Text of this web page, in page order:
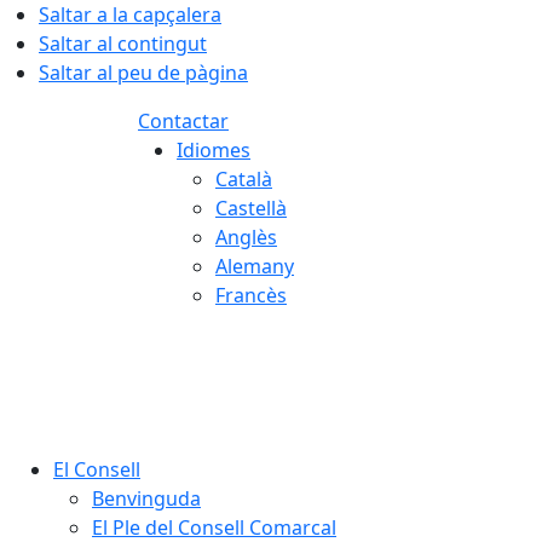
Saltar a la capçalera
Saltar al contingut
Saltar al peu de pàgina
Contactar
Idiomes
Català
Castellà
Anglès
Alemany
Francès
El Consell
Benvinguda
El Ple del Consell Comarcal